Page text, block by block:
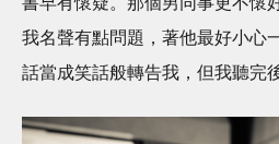
我名聲有點問題，著他最好小心
話當成笑話般轉告我，但我聽完